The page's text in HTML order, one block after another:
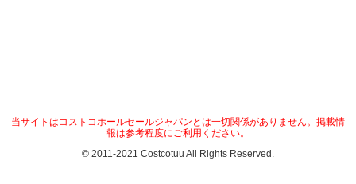
当サイトはコストコホールセールジャパンとは一切関係がありません。掲載情
報は参考程度にご利用ください。
© 2011-2021 Costcotuu All Rights Reserved.